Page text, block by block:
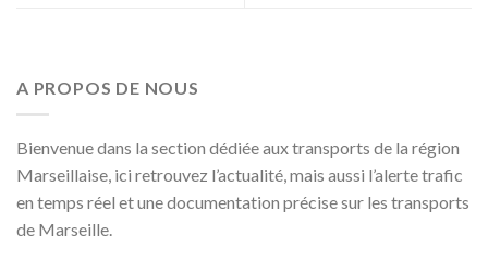
A PROPOS DE NOUS
Bienvenue dans la section dédiée aux transports de la région
Marseillaise, ici retrouvez l’actualité, mais aussi l’alerte trafic
en temps réel et une documentation précise sur les transports
de Marseille.